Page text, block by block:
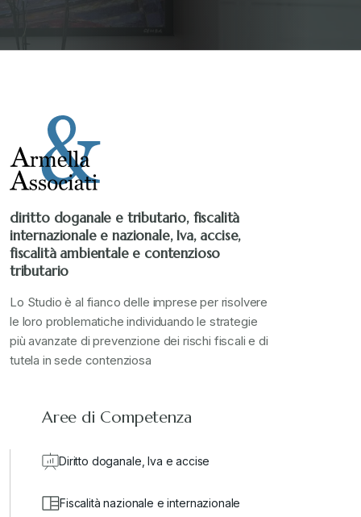
diritto doganale e tributario, fiscalità
internazionale e nazionale, Iva, accise,
fiscalità ambientale e contenzioso
tributario
Lo Studio è al fianco delle imprese per risolvere
le loro problematiche individuando le strategie
più avanzate di prevenzione dei rischi fiscali e di
tutela in sede contenziosa
Aree di Competenza
Diritto doganale, Iva e accise
Fiscalità nazionale e internazionale